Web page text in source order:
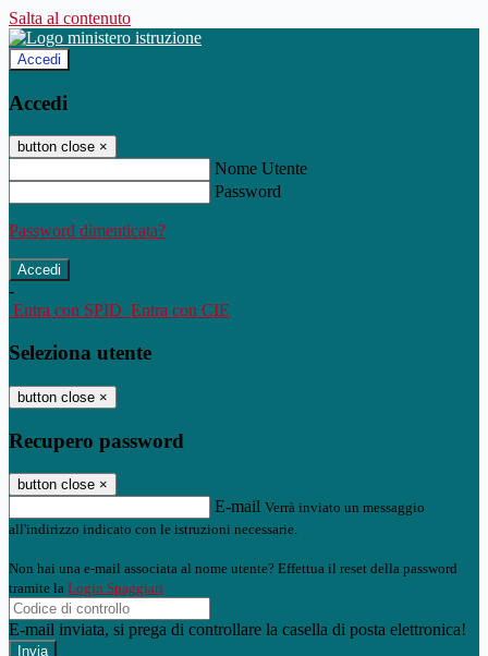
Salta al contenuto
Accedi
Accedi
button close ×
Nome Utente
Password
Password dimenticata?
-
Entra con SPID Entra con CIE
Seleziona utente
button close ×
Recupero password
button close ×
E-mail Verrà inviato un messaggio
all'indirizzo indicato con le istruzioni necessarie.
Non hai una e-mail associata al nome utente? Effettua il reset della password
tramite la Login Spaggiari
E-mail inviata, si prega di controllare la casella di posta elettronica!